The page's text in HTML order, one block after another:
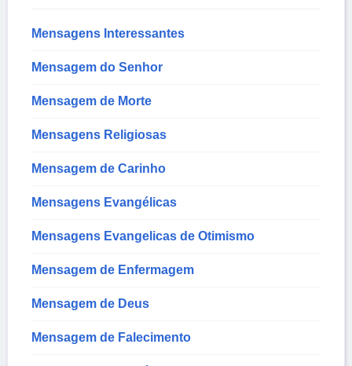
Mensagens Interessantes
Mensagem do Senhor
Mensagem de Morte
Mensagens Religiosas
Mensagem de Carinho
Mensagens Evangélicas
Mensagens Evangelicas de Otimismo
Mensagem de Enfermagem
Mensagem de Deus
Mensagem de Falecimento